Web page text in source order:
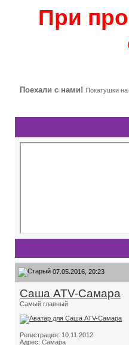
При
Поехали с нами! Покатушки
07.05.2016, 20:23
Саша ATV-Самара
Самый главный
Регистрация: 10.11.2012
Адрес: Самара